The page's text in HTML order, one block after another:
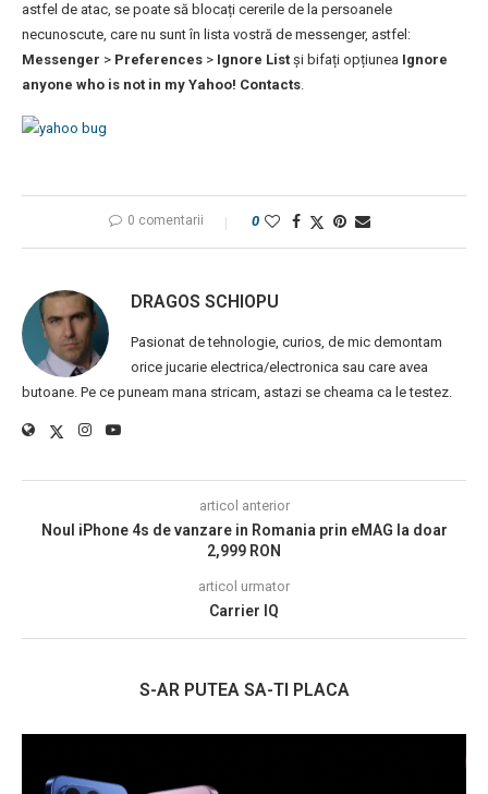
astfel de atac, se poate să blocați cererile de la persoanele
necunoscute, care nu sunt în lista vostră de messenger, astfel:
Messenger > Preferences > Ignore List și bifați opțiunea Ignore
anyone who is not in my Yahoo! Contacts.
0 comentarii 0
DRAGOS SCHIOPU
Pasionat de tehnologie, curios, de mic demontam
orice jucarie electrica/electronica sau care avea
butoane. Pe ce puneam mana stricam, astazi se cheama ca le testez.
articol anterior
Noul iPhone 4s de vanzare in Romania prin eMAG la doar
2,999 RON
articol urmator
Carrier IQ
S-AR PUTEA SA-TI PLACA